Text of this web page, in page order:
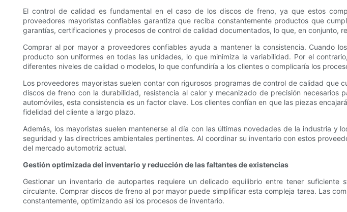
El control de calidad es fundamental en el caso de los discos de freno, ya que estos
proveedores mayoristas confiables garantiza que reciba constantemente productos que
garantías, certificaciones y procesos de control de calidad documentados, lo que, en conjunto,
Comprar al por mayor a proveedores confiables ayuda a mantener la consistencia. Cuando
producto son uniformes en todas las unidades, lo que minimiza la variabilidad. Por el
diferentes niveles de calidad o modelos, lo que confundiría a los clientes o complicaría los
Los proveedores mayoristas suelen contar con rigurosos programas de control de calidad
discos de freno con la durabilidad, resistencia al calor y mecanizado de precisión necesarios
automóviles, esta consistencia es un factor clave. Los clientes confían en que las piezas
fidelidad del cliente a largo plazo.
Además, los mayoristas suelen mantenerse al día con las últimas novedades de la industria
seguridad y las directrices ambientales pertinentes. Al coordinar su inventario con estos
del mercado automotriz actual.
Gestión optimizada del inventario y reducción de las faltantes de existencias
Gestionar un inventario de autopartes requiere un delicado equilibrio entre tener
circulante. Comprar discos de freno al por mayor puede simplificar esta compleja tarea. Las
constantemente, optimizando así los procesos de inventario.